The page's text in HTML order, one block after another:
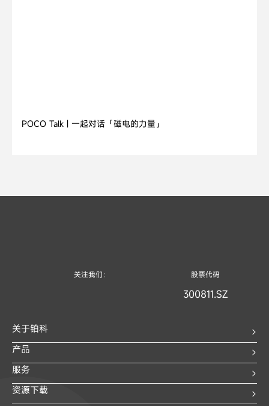
POCO Talk | 一起对话「磁电的力量」
关注我们： 股票代码
300811.SZ
关于铂科
产品
服务
资源下载